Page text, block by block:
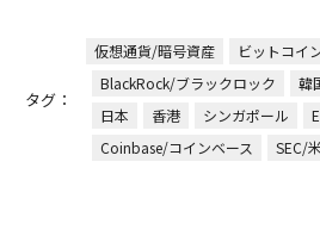
タグ：
仮想通貨/暗号資産 ビットコイ
BlackRock/ブラックロック
韓
日本
香港 シンガポール
Coinbase/コインベース
SEC/